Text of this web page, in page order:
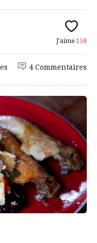
J'aime 158
4 Commentaires